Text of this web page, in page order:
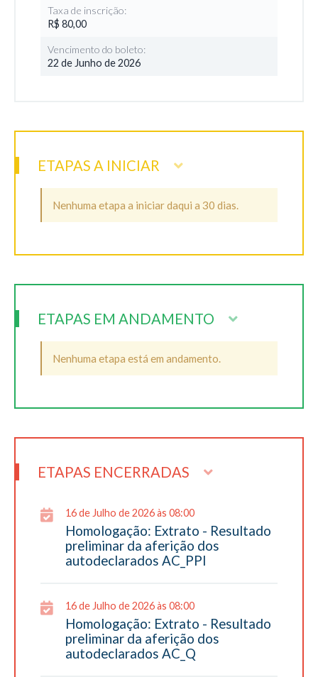
Taxa de inscrição:
R$ 80,00
Vencimento do boleto:
22 de Junho de 2026
ETAPAS A INICIAR
Nenhuma etapa a iniciar daqui a 30 dias.
ETAPAS EM ANDAMENTO
Nenhuma etapa está em andamento.
ETAPAS ENCERRADAS
16 de Julho de 2026 às 08:00
Homologação: Extrato - Resultado
preliminar da aferição dos
autodeclarados AC_PPI
16 de Julho de 2026 às 08:00
Homologação: Extrato - Resultado
preliminar da aferição dos
autodeclarados AC_Q